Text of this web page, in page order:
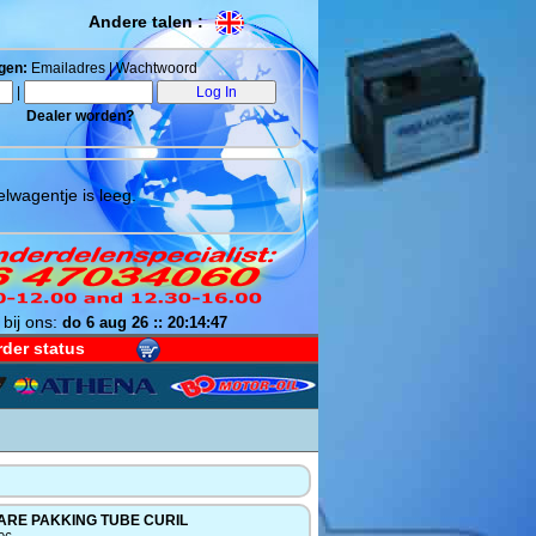
Andere talen :
Emailadres | Wachtwoord
Dealer worden?
is leeg.
ons: do 6 aug 26 :: 20:14:48
status
PAKKING TUBE CURIL